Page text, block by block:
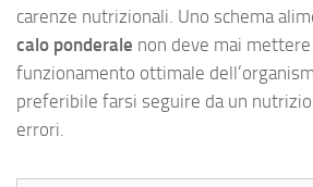
carenze nutrizionali. Uno schema
calo ponderale non deve mai
funzionamento ottimale
preferibile farsi seguire da un
errori.